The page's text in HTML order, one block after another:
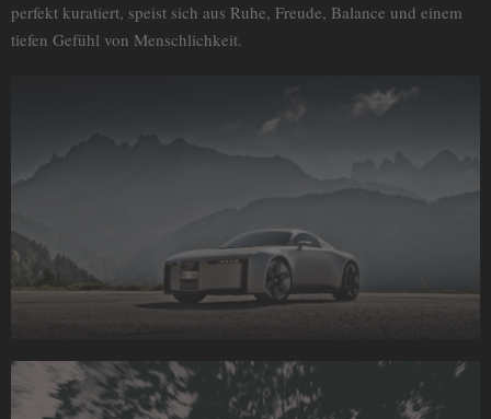
perfekt kuratiert, speist sich aus Ruhe, Freude, Balance und einem
tiefen Gefühl von Menschlichkeit.